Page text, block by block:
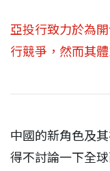
亞投行致力於為
行競爭，然而其
中國的新角色及
得不討論一下全